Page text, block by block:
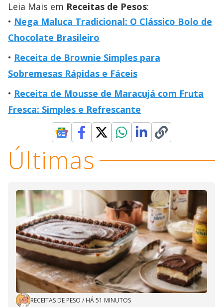
Leia Mais em Receitas de Pesos:
Nega Maluca Tradicional: O Clássico Bolo de
Chocolate Brasileiro
Receita de Brownie Simples para
Sobremesas Rápidas e Fáceis
Receita de Mousse de Maracujá com Fruta
Fresca: Simples e Refrescante
Últimas
RECEITAS DE PESO / HÁ 51 MINUTOS